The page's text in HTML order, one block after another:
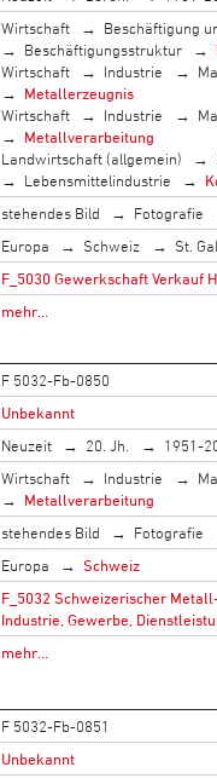
Wirtschaft Beschäftigung
Beschäftigungsstruktur
Wirtschaft
Industrie
Metallerzeugnis
Wirtschaft
Industrie
Metallverarbeitung
Landwirtschaft (allgemein)
Lebensmittelindustrie
stehendes Bild Fotografie
Europa Schweiz St.
F_5030 Gewerkschaft Verkauf
mehr…
F 5032-Fb-0850
Unbekannt
Neuzeit 20. Jh. 1951-
Wirtschaft Industrie
Metallverarbeitung
stehendes Bild Fotografie
Europa
Schweiz
F_5032 Schweizerischer
Industrie, Gewerbe,
mehr…
F 5032-Fb-0851
Unbekannt